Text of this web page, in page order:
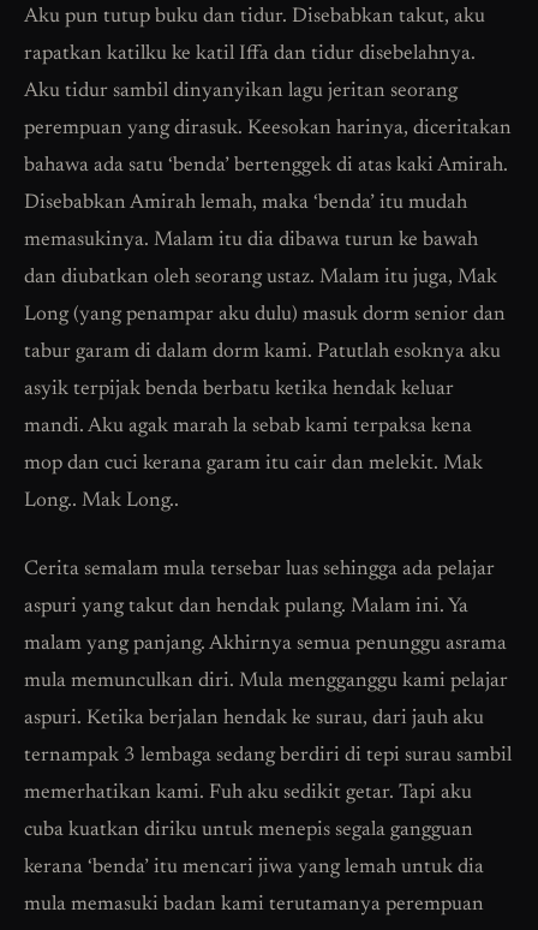
Aku pun tutup buku dan tidur. Disebabkan takut, aku
rapatkan katilku ke katil Iffa dan tidur disebelahnya.
Aku tidur sambil dinyanyikan lagu jeritan seorang
perempuan yang dirasuk. Keesokan harinya, diceritakan
bahawa ada satu ‘benda’ bertenggek di atas kaki Amirah.
Disebabkan Amirah lemah, maka ‘benda’ itu mudah
memasukinya. Malam itu dia dibawa turun ke bawah
dan diubatkan oleh seorang ustaz. Malam itu juga, Mak
Long (yang penampar aku dulu) masuk dorm senior dan
tabur garam di dalam dorm kami. Patutlah esoknya aku
asyik terpijak benda berbatu ketika hendak keluar
mandi. Aku agak marah la sebab kami terpaksa kena
mop dan cuci kerana garam itu cair dan melekit. Mak
Long.. Mak Long..
Cerita semalam mula tersebar luas sehingga ada pelajar
aspuri yang takut dan hendak pulang. Malam ini. Ya
malam yang panjang. Akhirnya semua penunggu asrama
mula memunculkan diri. Mula mengganggu kami pelajar
aspuri. Ketika berjalan hendak ke surau, dari jauh aku
ternampak 3 lembaga sedang berdiri di tepi surau sambil
memerhatikan kami. Fuh aku sedikit getar. Tapi aku
cuba kuatkan diriku untuk menepis segala gangguan
kerana ‘benda’ itu mencari jiwa yang lemah untuk dia
mula memasuki badan kami terutamanya perempuan